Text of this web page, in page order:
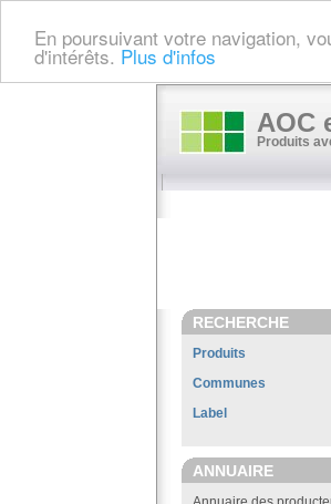
En poursuivant votre navigation,
d'intérêts. Plus d'infos
AOC
Produits
RECHERCHE
Produits
Communes
Label
ANNUAIRE